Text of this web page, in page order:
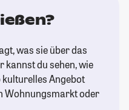
was sie über das
kannst du sehen, wie
kulturelles Angebot
Wohnungsmarkt oder